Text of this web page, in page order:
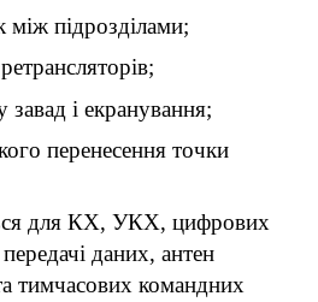
між підрозділами;
і екранування;
перенесення точки
для КХ, УКХ, цифрових
даних, антен
тимчасових командних